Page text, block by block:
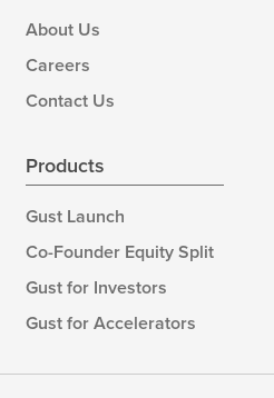
About Us
Careers
Contact Us
Products
Gust Launch
Co-Founder Equity Split
Gust for Investors
Gust for Accelerators